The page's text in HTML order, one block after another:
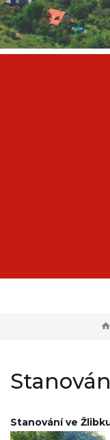
Stanování ve